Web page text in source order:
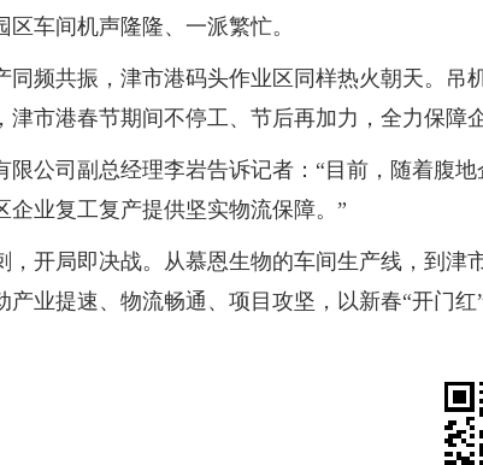
区车间机声隆隆、一派繁忙。
同频共振，津市港码头作业区同样热火朝天。
津市港春节期间不停工、节后再加力，全力保障
限公司副总经理李岩告诉记者：“目前，随着腹
企业复工复产提供坚实物流保障。”
，开局即决战。从慕恩生物的车间生产线，到
产业提速、物流畅通、项目攻坚，以新春“开门